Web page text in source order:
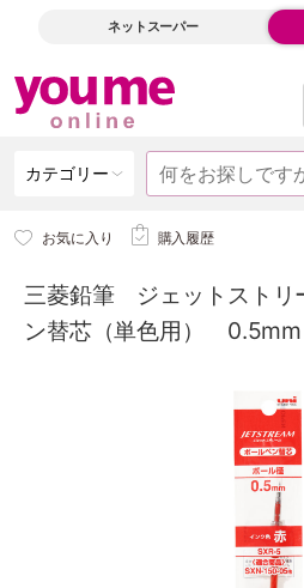
ネットスーパー
カテゴリー
お気に入り 購入履歴
三菱鉛筆 ジェットスト
ン替芯（単色用）